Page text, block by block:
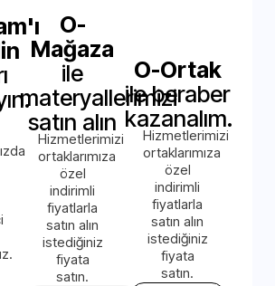
O-
Mağaza
ile
materyallerimizi
satın alın
Hizmetlerimizi
ortaklarımıza
özel
indirimli
fiyatlarla
satın alın
istediğiniz
fiyata
satın.
O-Ortak
ile beraber
kazanalım.
Hizmetlerimizi
ortaklarımıza
özel
indirimli
fiyatlarla
satın alın
istediğiniz
fiyata
satın.